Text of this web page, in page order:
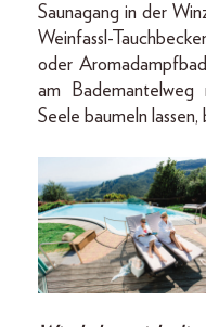
Saunagang in der
Weinfassl-­
oder
am
Seele baumeln